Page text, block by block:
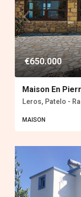
€650.000
Maison En
Leros, Patelo -
MAISON